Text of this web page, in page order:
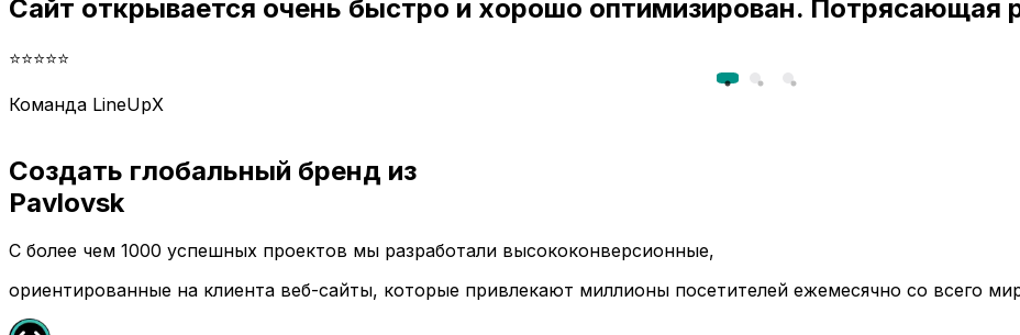
Сайт открывается очень быстро и хорошо оптимизирован. Потрясающая
⭐⭐⭐⭐⭐
Команда LineUpX
Создать глобальный бренд из
Pavlovsk
С более чем 1000 успешных проектов мы разработали высококонверсионные,
ориентированные на клиента веб-сайты, которые привлекают миллионы посетителей ежемесячно со всего